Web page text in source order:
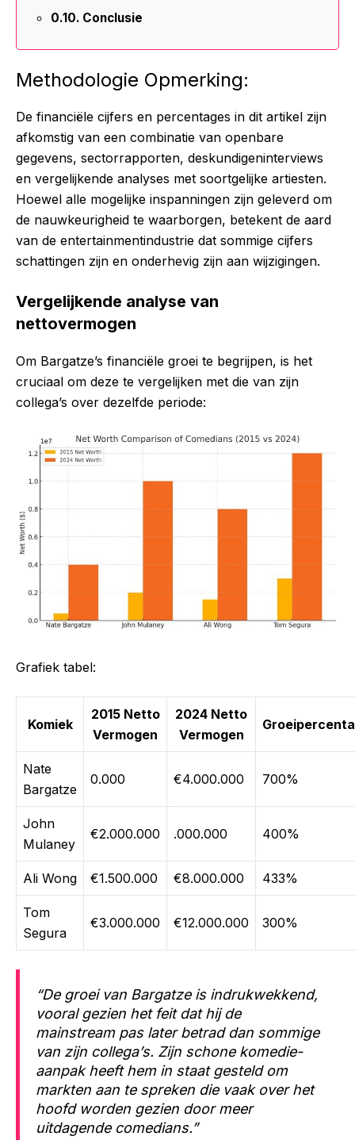
Conclusie
Methodologie Opmerking:
De financiële cijfers en percentages in dit artikel zijn
afkomstig van een combinatie van openbare
gegevens, sectorrapporten, deskundigeninterviews
en vergelijkende analyses met soortgelijke artiesten.
Hoewel alle mogelijke inspanningen zijn geleverd om
de nauwkeurigheid te waarborgen, betekent de aard
van de entertainmentindustrie dat sommige cijfers
schattingen zijn en onderhevig zijn aan wijzigingen.
Vergelijkende analyse van
nettovermogen
Om Bargatze’s financiële groei te begrijpen, is het
cruciaal om deze te vergelijken met die van zijn
collega’s over dezelfde periode:
Grafiek tabel:
Komiek
2015 Netto
Vermogen
2024 Netto
Vermogen
Nate
Bargatze
0.000 €4.000.000 700%
John
Mulaney
€2.000.000 .000.000 400%
Ali Wong €1.500.000 €8.000.000 433%
Tom
Segura
€3.000.000 €12.000.000 300%
“De groei van Bargatze is indrukwekkend,
vooral gezien het feit dat hij de
mainstream pas later betrad dan sommige
van zijn collega’s. Zijn schone komedie-
aanpak heeft hem in staat gesteld om
markten aan te spreken die vaak over het
hoofd worden gezien door meer
uitdagende comedians.”